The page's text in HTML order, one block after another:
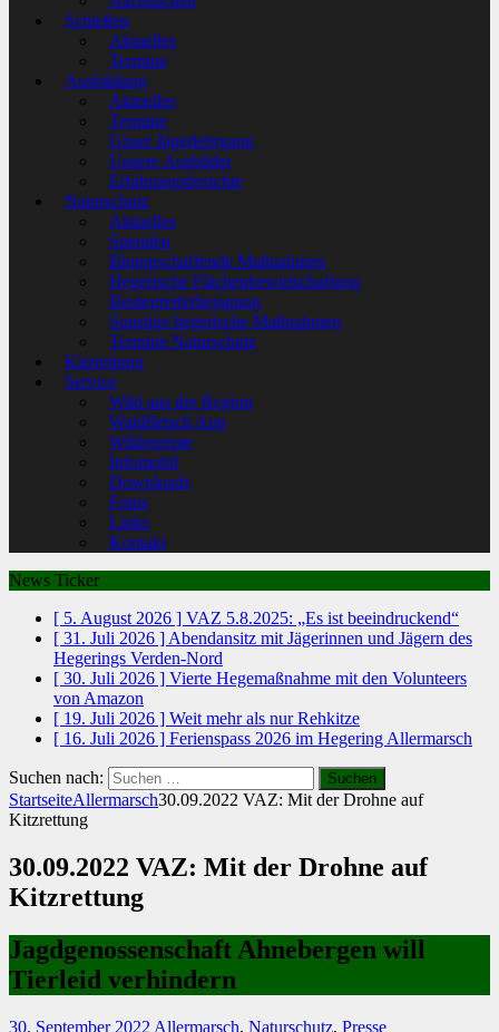
Schießen
Aktuelles
Termine
Ausbildung
Aktuelles
Termine
Unser Jägerlehrgang
Unsere Ausbilder
Erfahrungsberichte
Naturschutz
Aktuelles
Spenden
Biotopschaffende Maßnahmen
Hegerische Flächenbewirtschaftung
Beutegreiferbejagung
Sonstige hegerische Maßnahmen
Termine Naturschutz
Kitzrettung
Service
Wild aus der Region
Waldfleisch App
Wildrezepte
Infomobil
Downloads
Fotos
Links
Kontakt
News Ticker
[ 5. August 2026 ] VAZ 5.8.2025: „Es ist beeindruckend“
[ 31. Juli 2026 ] Abendansitz mit Jägerinnen und Jägern des
Hegerings Verden-Nord
[ 30. Juli 2026 ] Vierte Hegemaßnahme mit den Volunteers
von Amazon
[ 19. Juli 2026 ] Weit mehr als nur Rehkitze
[ 16. Juli 2026 ] Ferienspass 2026 im Hegering Allermarsch
Suchen nach:
StartseiteAllermarsch30.09.2022 VAZ: Mit der Drohne auf
Kitzrettung
30.09.2022 VAZ: Mit der Drohne auf
Kitzrettung
Jagdgenossenschaft Ahnebergen will
Tierleid verhindern
30. September 2022 Allermarsch, Naturschutz, Presse